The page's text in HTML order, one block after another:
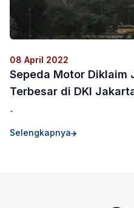
08 April 2022
Sepeda Motor Diklaim
Terbesar di DKI
-
Selengkapnya